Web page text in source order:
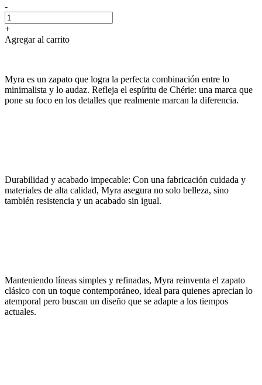
-
+
Agregar al carrito
Myra es un zapato que logra la perfecta combinación entre lo
minimalista y lo audaz. Refleja el espíritu de Chérie: una marca que
pone su foco en los detalles que realmente marcan la diferencia.
Durabilidad y acabado impecable: Con una fabricación cuidada y
materiales de alta calidad, Myra asegura no solo belleza, sino
también resistencia y un acabado sin igual.
Manteniendo líneas simples y refinadas, Myra reinventa el zapato
clásico con un toque contemporáneo, ideal para quienes aprecian lo
atemporal pero buscan un diseño que se adapte a los tiempos
actuales.